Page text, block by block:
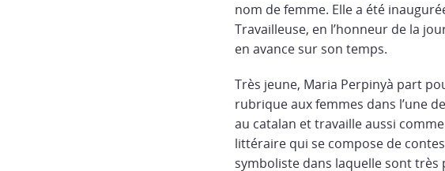
nom de femme. Elle a été
Travailleuse, en l’honneur de la
en avance sur son temps.
Très jeune, Maria Perpinyà part
rubrique aux femmes dans l’une
au catalan et travaille aussi
littéraire qui se compose de
symboliste dans laquelle sont